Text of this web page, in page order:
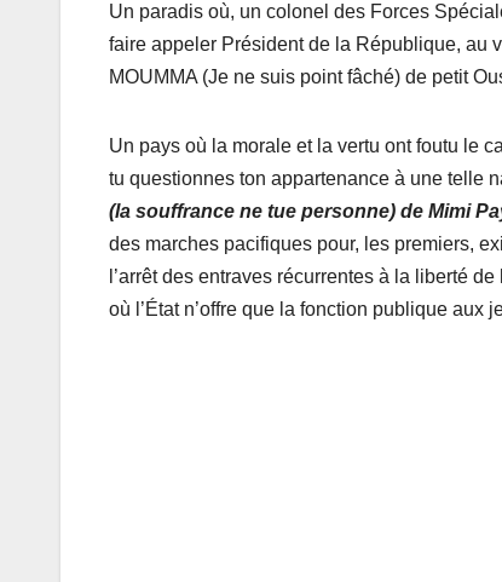
Un paradis où, un colonel des Forces
faire appeler Président de la République, au
MOUMMA (Je ne suis point fâché) de petit
Un pays où la morale et la vertu ont foutu le
tu questionnes ton appartenance à une telle
(la souffrance ne tue personne) de Mimi
des marches pacifiques pour, les premiers,
l’arrêt des entraves récurrentes à la liberté
où l’État n’offre que la fonction publique aux